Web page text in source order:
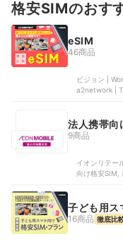
格安SIMのおす
eSIM
46商品
ビジョン |
a2network |
法人携帯向
9商品
イオンリテー
向け格安SIM,
子ども用ス
16商品 徹底比